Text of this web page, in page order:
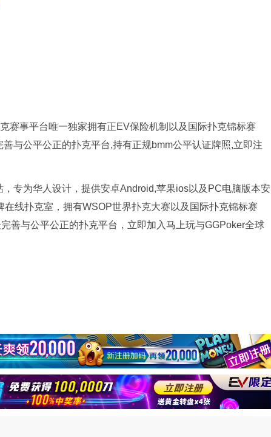
赛事平台唯一独家拥有正EV保险机制以及国际扑克锦标赛
与公平公正的扑克平台,持有正规bmm公平认证牌照,立即注
专为华人设计，提供安卓Android,苹果ios以及PC电脑版本安
线扑克室，拥有WSOP世界扑克大赛以及国际扑克锦标赛
善与公平公正的扑克平台，立即加入马上玩与GGPoker全球